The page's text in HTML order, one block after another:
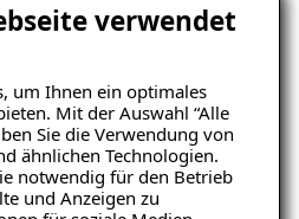
verwendet
um Ihnen ein optimales
Mit der Auswahl “Alle
Sie die Verwendung von
ähnlichen Technologien.
notwendig für den Betrieb
und Anzeigen zu
Partner können Sie
und
erwarten.
auf eine
und eine
Lösung für Ihre